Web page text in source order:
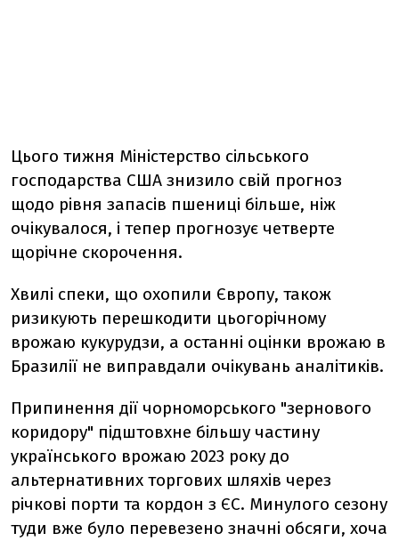
Цього тижня Міністерство сільського
господарства США знизило свій прогноз
щодо рівня запасів пшениці більше, ніж
очікувалося, і тепер прогнозує четверте
щорічне скорочення.
Хвилі спеки, що охопили Європу, також
ризикують перешкодити цьогорічному
врожаю кукурудзи, а останні оцінки врожаю в
Бразилії не виправдали очікувань аналітиків.
Припинення дії чорноморського "зернового
коридору" підштовхне більшу частину
українського врожаю 2023 року до
альтернативних торгових шляхів через
річкові порти та кордон з ЄС. Минулого сезону
туди вже було перевезено значні обсяги, хоча